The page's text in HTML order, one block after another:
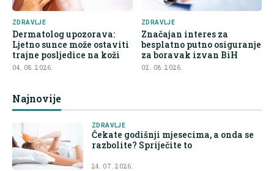
ZDRAVLJE
Dermatolog upozorava:
Ljetno sunce može ostaviti
trajne posljedice na koži
04. 08. 2026.
ZDRAVLJE
Značajan interes za
besplatno putno osiguranje
za boravak izvan BiH
02. 08. 2026.
Najnovije
ZDRAVLJE
Čekate godišnji mjesecima, a onda se
razbolite? Spriječite to
24. 07. 2026.